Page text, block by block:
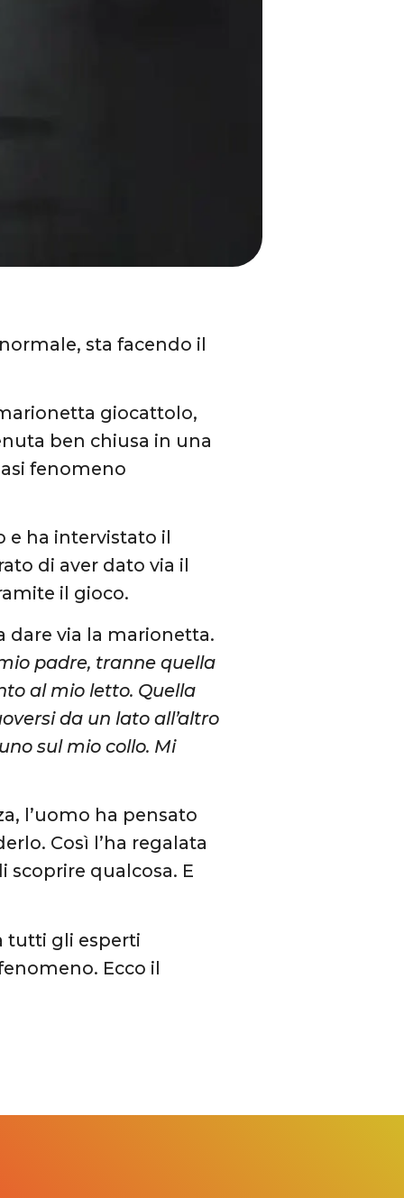
sta facendo il
giocattolo,
ben chiusa in una
fenomeno
e ha intervistato il
di aver dato via il
il gioco.
dare via la marionetta.
padre, tranne quella
al mio letto. Quella
da un lato all’altro
sul mio collo. Mi
l’uomo ha pensato
Così l’ha regalata
scoprire qualcosa. E
tutti gli esperti
Ecco il